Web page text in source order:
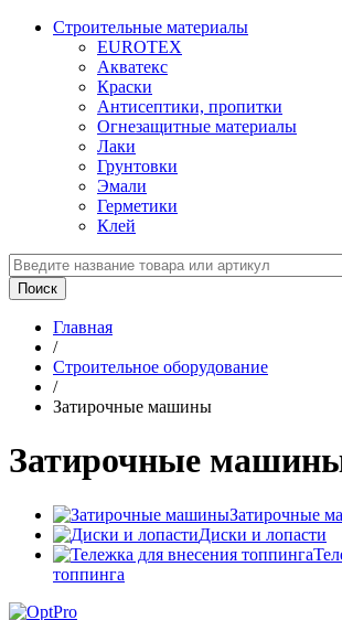
Строительные материалы
EUROTEX
Акватекс
Краски
Антисептики, пропитки
Огнезащитные материалы
Лаки
Грунтовки
Эмали
Герметики
Клей
Главная
/
Строительное оборудование
/
Затирочные машины
Затирочные
Затирочные
Диски и лопасти
топпинга